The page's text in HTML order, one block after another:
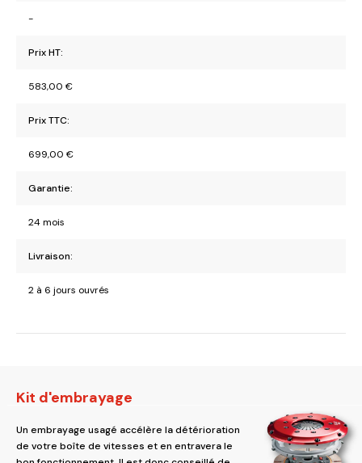
-
Prix HT:
583,00 €
Prix TTC:
699,00 €
Garantie:
24 mois
Livraison:
2 à 6 jours ouvrés
Kit d'embrayage
Un embrayage usagé accélère la détérioration
de votre boîte de vitesses et en entravera le